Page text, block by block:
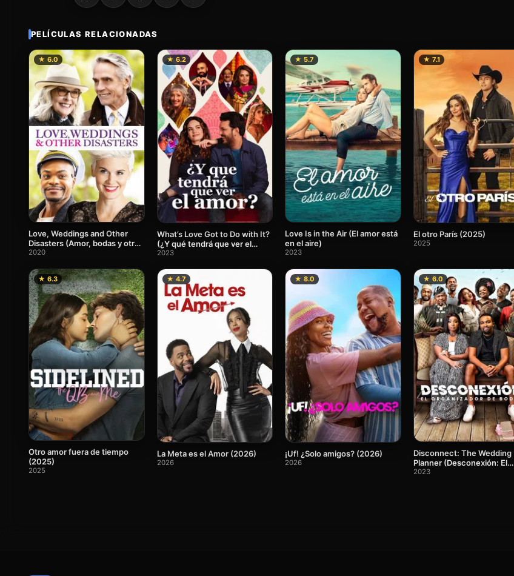
PELÍCULAS RELACIONADAS
★ 6.0
Love, Weddings and Other
Disasters (Amor, bodas y otros
desastres)
2020
★ 6.2
What’s Love Got to Do with It?
(¿Y qué tendrá que ver el
amor?)
2023
★ 5.7
Love Is in the Air (El amor está
en el aire)
2023
★ 7.1
El otro París (2025)
2025
★ 6.3
Otro amor fuera de tiempo
(2025)
2025
★ 4.7
La Meta es el Amor (2026)
2026
★ 8.0
¡Uf! ¿Solo amigos? (2026)
2026
★ 6.0
Disconnect: The Wedding
Planner (Desconexión: El
organizador de bodas)
2023